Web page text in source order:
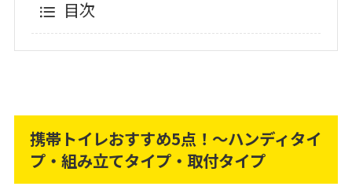
目次
携帯トイレおすすめ5点！～ハンディタイ
プ・組み立てタイプ・取付タイプ